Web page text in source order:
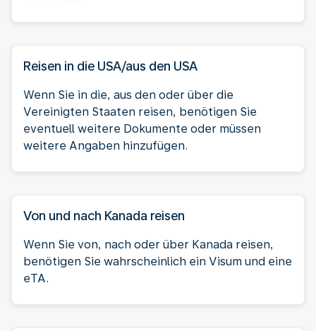
Reisen in die USA/aus den USA
Wenn Sie in die, aus den oder über die
Vereinigten Staaten reisen, benötigen Sie
eventuell weitere Dokumente oder müssen
weitere Angaben hinzufügen.
Von und nach Kanada reisen
Wenn Sie von, nach oder über Kanada reisen,
benötigen Sie wahrscheinlich ein Visum und eine
eTA.